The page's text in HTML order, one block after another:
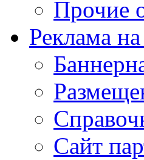
Прочие
Реклама на
Сайт